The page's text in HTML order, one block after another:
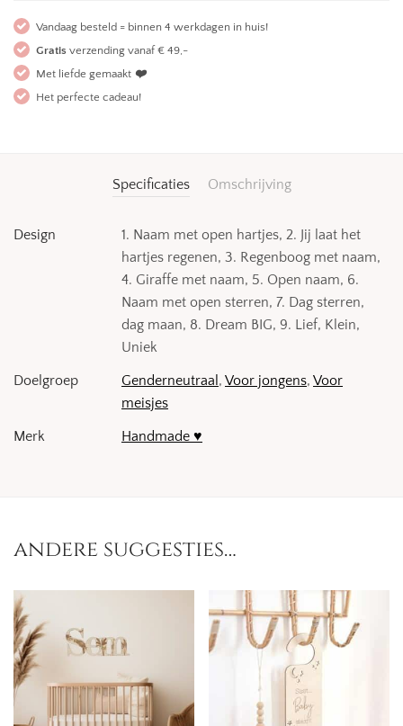
Vandaag besteld = binnen 4 werkdagen in huis!
Gratis verzending vanaf € 49,-
Met liefde gemaakt ❤️
Het perfecte cadeau!
Specificaties Omschrijving
Design
1. Naam met open hartjes, 2. Jij laat het
hartjes regenen, 3. Regenboog met naam,
4. Giraffe met naam, 5. Open naam, 6.
Naam met open sterren, 7. Dag sterren,
dag maan, 8. Dream BIG, 9. Lief, Klein,
Uniek
Doelgroep Genderneutraal , Voor jongens, Voor
meisjes
Merk Handmade ♥
andere suggesties…